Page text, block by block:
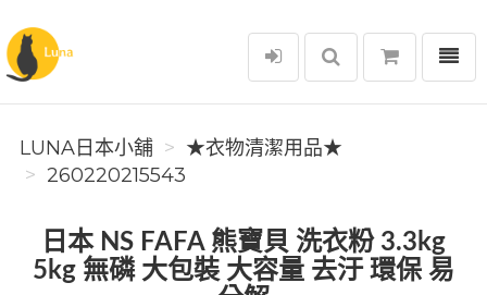
Luna日本小舖
選單
LUNA日本小舖
★衣物清潔用品★
260220215543
日本 NS FAFA 熊寶貝 洗衣粉 3.3kg
5kg 無磷 大包裝 大容量 去汙 環保 易